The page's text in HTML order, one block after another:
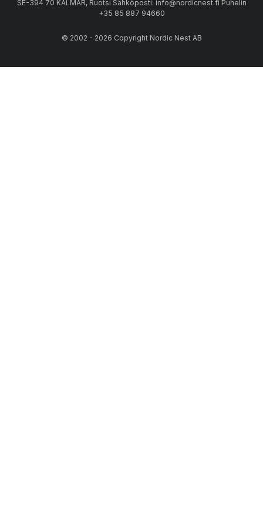
SE-394 70 KALMAR, Ruotsi Sähköposti: info@nordicnest.fi Puhelin
+35 85 887 94660
© 2002 - 2026 Copyright Nordic Nest AB